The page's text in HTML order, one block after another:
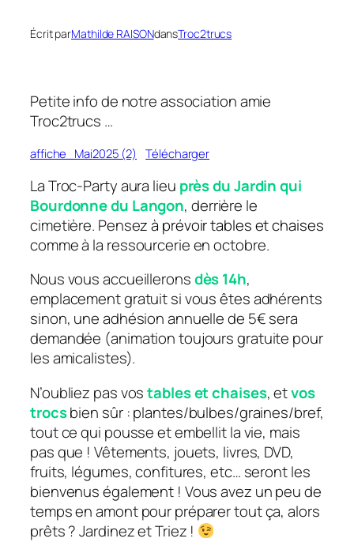
Écrit parMathilde RAISONdansTroc2trucs
Petite info de notre association amie
Troc2trucs …
affiche_Mai2025 (2) Télécharger
La Troc-Party aura lieu près du Jardin qui
Bourdonnedu Langon, derrière le
cimetière. Pensez à prévoir tables et chaises
comme à la ressourcerie en octobre.
Nous vous accueilleronsdès 14h,
emplacement gratuit si vous êtes adhérents
sinon, une adhésion annuelle de 5€ sera
demandée (animation toujours gratuite pour
les amicalistes).
N’oubliez pas vostables et chaises, etvos
trocsbien sûr : plantes/bulbes/graines/bref,
tout ce qui pousse et embellit la vie, mais
pas que ! Vêtements, jouets, livres, DVD,
fruits, légumes, confitures, etc… seront les
bienvenus également ! Vous avez un peu de
temps en amont pour préparer tout ça, alors
prêts ? Jardinez et Triez !